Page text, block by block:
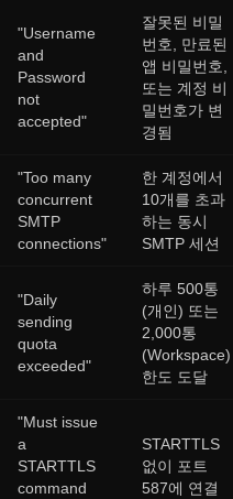
"Username
and
Password
not
accepted"
잘못된 비밀
번호, 만료된
앱 비밀번호,
또는 계정 비
밀번호가 변
경됨
"Too many
concurrent
SMTP
connections"
한 계정에서
10개를 초과
하는 동시
SMTP 세션
"Daily
sending
quota
exceeded"
하루 500통
(개인) 또는
2,000통
(Workspace)
한도 도달
"Must issue
a
STARTTLS
command
STARTTLS
없이 포트
587에 연결